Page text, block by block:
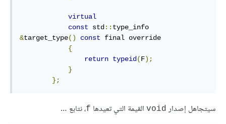
virtual
const std ::
&target_type() const final override
{
return typeid (F);
}
};
سيتجاهل إصدار void القيمة التي تعيدها f، نتابع …